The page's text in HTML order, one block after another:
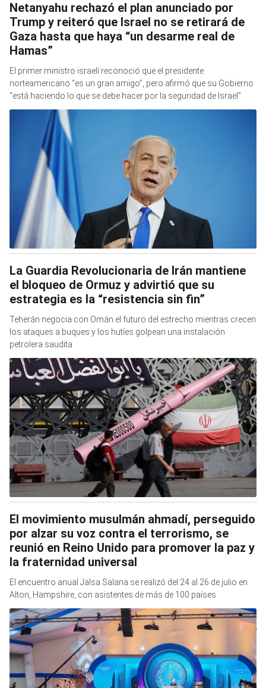
Netanyahu rechazó el plan anunciado por
Trump y reiteró que Israel no se retirará de
Gaza hasta que haya “un desarme real de
Hamas”
El primer ministro israelí reconoció que el presidente
norteamericano “es un gran amigo”, pero afirmó que su Gobierno
“está haciendo lo que se debe hacer por la seguridad de Israel”
La Guardia Revolucionaria de Irán mantiene
el bloqueo de Ormuz y advirtió que su
estrategia es la “resistencia sin fin”
Teherán negocia con Omán el futuro del estrecho mientras crecen
los ataques a buques y los hutíes golpean una instalación
petrolera saudita
El movimiento musulmán ahmadí, perseguido
por alzar su voz contra el terrorismo, se
reunió en Reino Unido para promover la paz y
la fraternidad universal
El encuentro anual Jalsa Salana se realizó del 24 al 26 de julio en
Alton, Hampshire, con asistentes de más de 100 países